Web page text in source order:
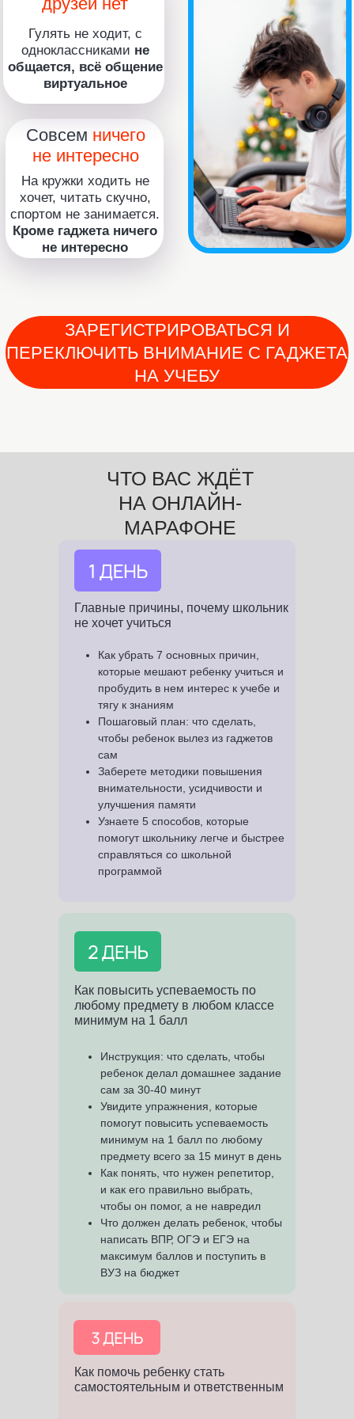
ЧТО ВАС ЖДЁТ
НА ОНЛАЙН-
МАРАФОНЕ
Главные причины, почему школьник
не хочет учиться
Как убрать 7 основных причин,
которые мешают ребенку учиться и
пробудить в нем интерес к учебе и
тягу к знаниям
Пошаговый план: что сделать,
чтобы ребенок вылез из гаджетов
сам
Заберете методики повышения
внимательности, усидчивости и
улучшения памяти
Узнаете 5 способов, которые
помогут школьнику легче и быстрее
справляться со школьной
программой
Как помочь ребенку стать
самостоятельным и ответственным
Как повысить успеваемость по
любому предмету в любом классе
минимум на 1 балл
Инструкция: что сделать, чтобы
ребенок делал домашнее задание
сам за 30-40 минут
Увидите упражнения, которые
помогут повысить успеваемость
минимум на 1 балл по любому
предмету всего за 15 минут в день
Как понять, что нужен репетитор,
и как его правильно выбрать,
чтобы он помог, а не навредил
Что должен делать ребенок, чтобы
написать ВПР, ОГЭ и ЕГЭ на
максимум баллов и поступить в
ВУЗ на бюджет